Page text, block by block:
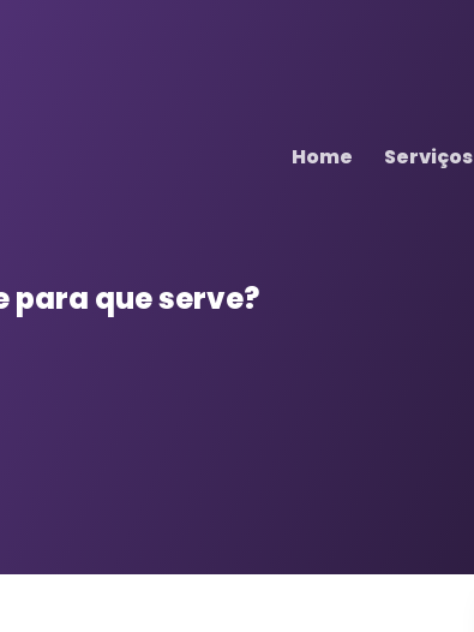
Home Serviços
para que serve?